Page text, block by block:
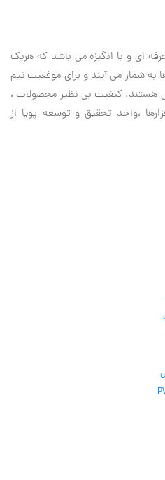
ای و با انگیزه می باشد که هریک
به شمار می آیند و برای موفقیت تيم
هستند. کیفیت بی نظير محصولات ،
،واحد تحقیق و توسعه پویا از